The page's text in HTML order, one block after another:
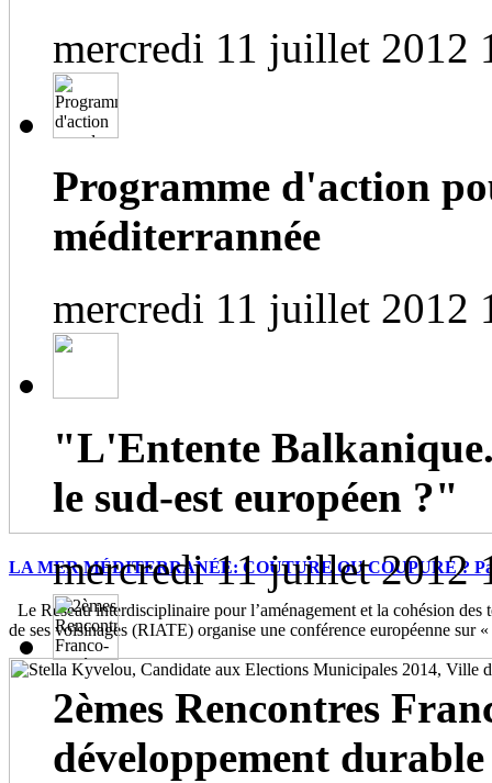
LA MER MÉDITERRANÉE: COUTURE OU COUPURE ?
Le Réseau interdisciplinaire pour l’aménagement et la cohésion des
de ses voisinages (RIATE) organise une conférence européenne sur
mercredi 11 juillet 2012
Programme d'action
méditerrannée
mercredi 11 juillet 2012
"L'Entente
le sud-est européen ?"
mercredi 11 juillet 2012
2èmes Rencontres
développement durable